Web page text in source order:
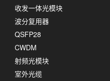
收发一体光模块
波分复用器
QSFP28
CWDM
射频光模块
室外光缆